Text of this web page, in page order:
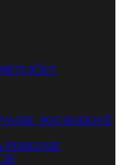
POCHODOVÉ
PERKUSIE